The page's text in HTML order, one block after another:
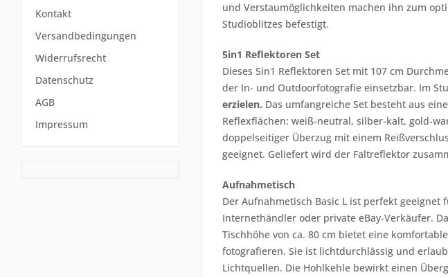
Kontakt
Versandbedingungen
Widerrufsrecht
Datenschutz
AGB
Impressum
und Verstaumöglichkeiten machen ihn zum
Studioblitzes befestigt.
5in1 Reflektoren Set
Dieses 5in1 Reflektoren Set mit 107 cm
der In- und Outdoorfotografie einsetzbar. Im
erzielen. Das umfangreiche Set besteht aus
Reflexflächen: weiß-neutral, silber-kalt, gold-
doppelseitiger Überzug mit einem
geeignet. Geliefert wird der Faltreflektor
Aufnahmetisch
Der Aufnahmetisch Basic L ist perfekt
Internethändler oder private eBay-Verkäufer.
Tischhöhe von ca. 80 cm bietet eine
fotografieren. Sie ist lichtdurchlässig und
Lichtquellen. Die Hohlkehle bewirkt einen